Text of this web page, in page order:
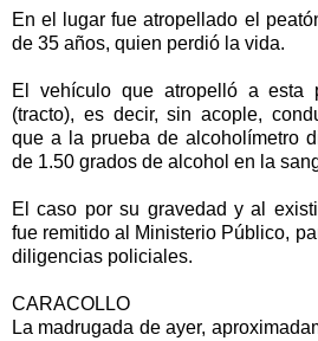
En el lugar fue atropellado el
de 35 años, quien perdió la vida.
El vehículo que atropelló a esta
(tracto), es decir, sin acople,
que a la prueba de alcoholímetro
de 1.50 grados de alcohol en la
El caso por su gravedad y al
fue remitido al Ministerio Público,
diligencias policiales.
CARACOLLO
La madrugada de ayer,